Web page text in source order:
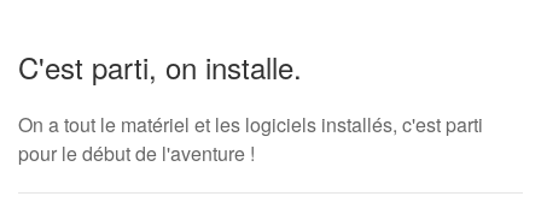
C'est parti, on installe.
On a tout le matériel et les logiciels installés, c'est parti
pour le début de l'aventure !